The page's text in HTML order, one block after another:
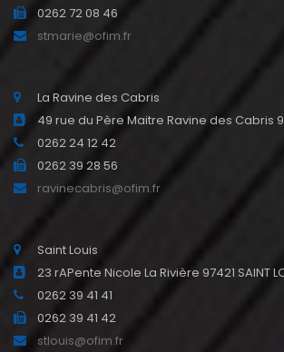
0262 72 08 46
stmarie@ofim.fr
La Ravine des Cabris
49 rue du Père Maitre Ravine des Cabris
0262 24 12 42
0262 39 28 56
ravinecabris@ofim.fr
Saint Louis
23 rAPente Nicole La Rivière 97421 SAINT
0262 39 41 41
0262 39 41 42
stlouis@ofim.fr